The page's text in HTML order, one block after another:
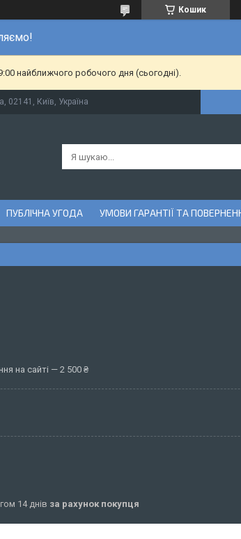
Кошик
найближчого робочого дня (сьогодні).
02141, Київ, Україна
ПУБЛІЧНА УГОДА УМОВИ ГАРАНТІЇ ТА
на сайті — 2 500 ₴
14 днів за рахунок покупця